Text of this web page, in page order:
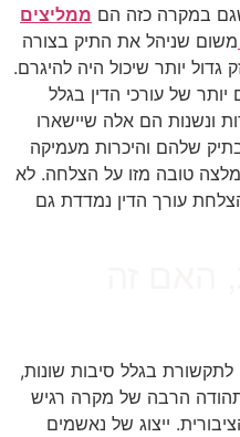
במקרה כזה הם ממליצים
משום שניהל את התיק בצורה
גדול יותר שיכול היה להיגרם.
יותר של עורכי הדין בגלל
ונשנות הם אלה שיישארו
בתיק שלהם והיכרות מעמיקה
טובה מזו על הצלחה. לא
עורך הדין נמדדת גם
בגלל סיבות שונות,
הרבה של מקרה רגיש
ייצוג של נאשמים